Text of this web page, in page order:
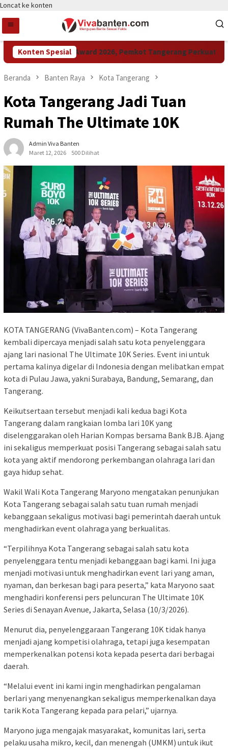
Loncat ke konten
Konten Spesial
Raih LPM Award 2026, Pemkot Tangerang Perkuat
Beranda Banten Raya Kota Tangerang
Kota Tangerang Jadi Tuan
Rumah The Ultimate 10K
Admin Viva Banten
Maret 12, 2026
500 Dilihat
KOTA TANGERANG (VivaBanten.com) – Kota Tangerang
kembali dipercaya menjadi salah satu kota penyelenggara
ajang lari nasional The Ultimate 10K Series. Event ini untuk
pertama kalinya digelar di Indonesia dengan melibatkan empat
kota di Pulau Jawa, yakni Surabaya, Bandung, Semarang, dan
Tangerang.
Keikutsertaan tersebut menjadi kali kedua bagi Kota
Tangerang dalam rangkaian lomba lari 10K yang
diselenggarakan oleh Harian Kompas bersama Bank BJB. Ajang
ini sekaligus memperkuat posisi Tangerang sebagai salah satu
kota yang aktif mendorong perkembangan olahraga lari dan
gaya hidup sehat.
Wakil Wali Kota Tangerang Maryono mengatakan penunjukan
Kota Tangerang sebagai salah satu tuan rumah menjadi
kebanggaan sekaligus motivasi bagi pemerintah daerah untuk
menghadirkan event olahraga yang berkualitas.
“Terpilihnya Kota Tangerang sebagai salah satu kota
penyelenggara tentu menjadi kebanggaan bagi kami. Ini juga
menjadi motivasi untuk menghadirkan event lari yang aman,
nyaman, dan berkesan bagi para peserta,” kata Maryono saat
menghadiri konferensi pers peluncuran The Ultimate 10K
Series di Senayan Avenue, Jakarta, Selasa (10/3/2026).
Menurut dia, penyelenggaraan Tangerang 10K tidak hanya
menjadi ajang kompetisi olahraga, tetapi juga kesempatan
memperkenalkan potensi kota kepada peserta dari berbagai
daerah.
“Melalui event ini kami ingin menghadirkan pengalaman
berlari yang menyenangkan sekaligus memperkenalkan daya
tarik Kota Tangerang kepada para pelari,” ujarnya.
Maryono juga mengajak masyarakat, komunitas lari, serta
pelaku usaha mikro, kecil, dan menengah (UMKM) untuk ikut